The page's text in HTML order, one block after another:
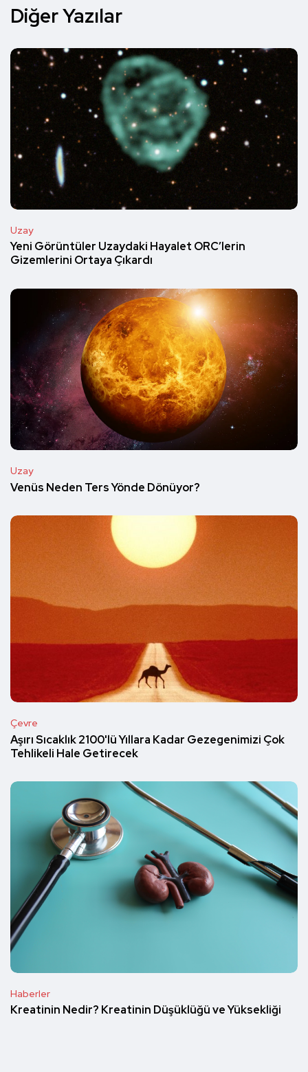
Diğer Yazılar
Uzay
Yeni Görüntüler Uzaydaki Hayalet ORC’lerin
Gizemlerini Ortaya Çıkardı
Uzay
Venüs Neden Ters Yönde Dönüyor?
Çevre
Aşırı Sıcaklık 2100'lü Yıllara Kadar Gezegenimizi Çok
Tehlikeli Hale Getirecek
Haberler
Kreatinin Nedir? Kreatinin Düşüklüğü ve Yüksekliği